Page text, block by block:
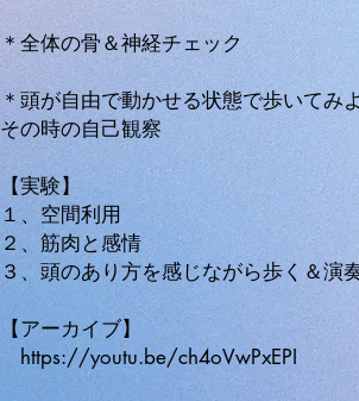
＊全体の骨＆神経チェック
＊頭が自由で動かせる状態で歩いてみ
その時の自己観察
【実験】
１、空間利用
２、筋肉と感情
３、頭のあり方を感じながら歩く＆演
【アーカイブ】
https://youtu.be/ch4oVwPxEPI